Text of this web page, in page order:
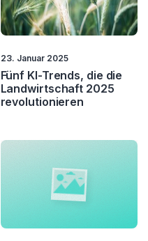
IT Service
SDI
23. Januar 2025
Fünf KI-Trends, die die
Landwirtschaft 2025
revolutionieren